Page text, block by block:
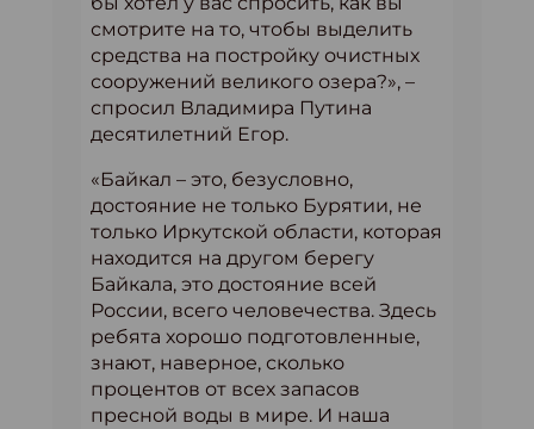
смотрите на то, чтобы выделить
средства на постройку очистных
сооружений великого озера?», –
спросил Владимира Путина
десятилетний Егор.
«Байкал – это, безусловно,
достояние не только Бурятии, не
только Иркутской области, которая
находится на другом берегу
Байкала, это достояние всей
России, всего человечества. Здесь
ребята хорошо подготовленные,
знают, наверное, сколько
процентов от всех запасов
пресной воды в мире. И наша